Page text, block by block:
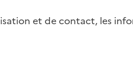
et de contact, les